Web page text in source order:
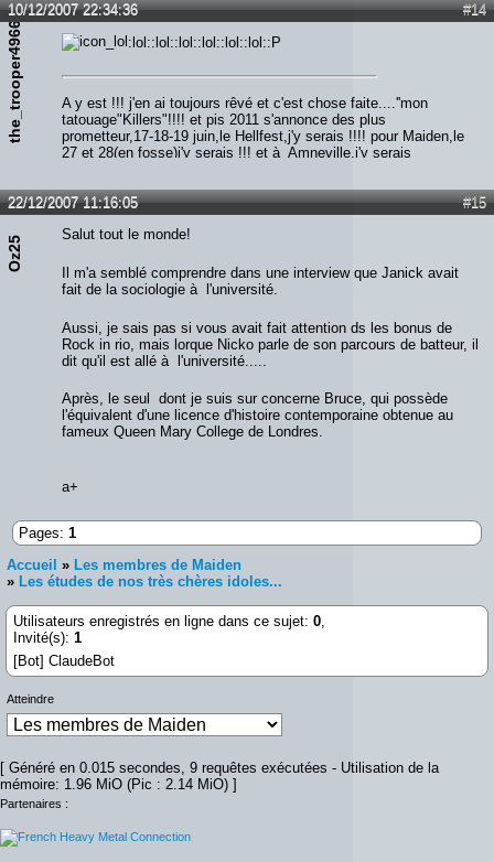
#14
10/12/2007 22:34:36
the_trooper49666 :lol::lol::lol::lol::lol::lol::P
A y est !!! j'en ai toujours rêvé et c'est chose faite....''mon
tatouage"Killers"!!!! et pis 2011 s'annonce des plus
prometteur,17-18-19 juin,le Hellfest,j'y serais !!!! pour Maiden,le
27 et 28(en fosse)j'y serais !!! et à Amneville,j'y serais
Forrrrr Meeeee!!!!!!
#15
22/12/2007 11:16:05
Oz25
Salut tout le monde!
Il m'a semblé comprendre dans une interview que Janick avait
fait de la sociologie à l'université.
Aussi, je sais pas si vous avait fait attention ds les bonus de
Rock in rio, mais lorque Nicko parle de son parcours de batteur, il
dit qu'il est allé à l'université.....
Après, le seul dont je suis sur concerne Bruce, qui possède
l'équivalent d'une licence d'histoire contemporaine obtenue au
fameux Queen Mary College de Londres.
a+
Pages: 1
Accueil » Les membres de Maiden
» Les études de nos très chères idoles...
Utilisateurs enregistrés en ligne dans ce sujet: 0,
Invité(s): 1
[Bot] ClaudeBot
Atteindre
[ Généré en 0.015 secondes, 9 requêtes exécutées - Utilisation de la
mémoire: 1.96 MiO (Pic : 2.14 MiO) ]
Partenaires :